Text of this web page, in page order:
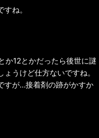
ね。
か12とかだったら後世に謎
うけど仕方ないですね。
すが…接着剤の跡がかすか